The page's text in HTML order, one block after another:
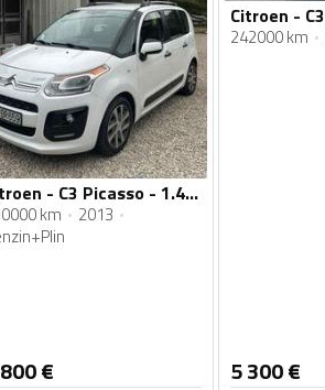
Citroen - C3 Picasso - 1.4VVT
km
2013
€
242000 km
5 300€